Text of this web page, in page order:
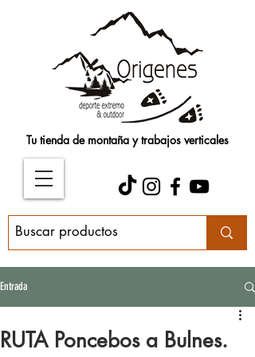
Tu tienda de montaña y trabajos verticales
Entrada
RUTA Poncebos a Bulnes.